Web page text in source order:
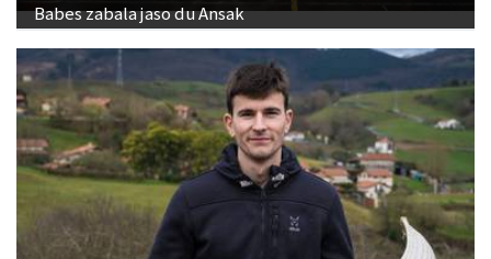
Babes zabala jaso du Ansak